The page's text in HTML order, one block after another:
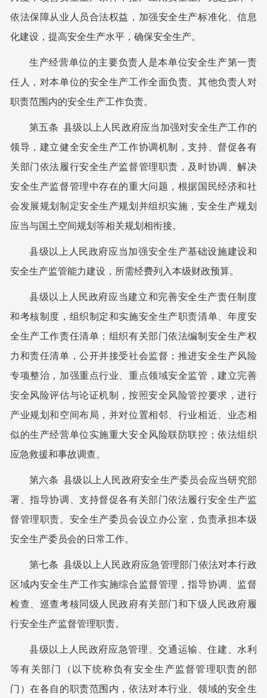
依法保障从业人员合法权益，加强安全生产标准化、信息
化建设，提高安全生产水平，确保安全生产。
生产经营单位的主要负责人是本单位安全生产第一责
任人，对本单位的安全生产工作全面负责。其他负责人对
职责范围内的安全生产工作负责。
第五条 县级以上人民政府应当加强对安全生产工作的
领导，建立健全安全生产工作协调机制，支持、督促各有
关部门依法履行安全生产监督管理职责，及时协调、解决
安全生产监督管理中存在的重大问题，根据国民经济和社
会发展规划制定安全生产规划并组织实施，安全生产规划
应当与国土空间规划等相关规划相衔接。
县级以上人民政府应当加强安全生产基础设施建设和
安全生产监管能力建设，所需经费列入本级财政预算。
县级以上人民政府应当建立和完善安全生产责任制度
和考核制度，组织制定和实施安全生产职责清单、年度安
全生产工作责任清单；组织有关部门依法编制安全生产权
力和责任清单，公开并接受社会监督；推进安全生产风险
专项整治，加强重点行业、重点领域安全监管，建立完善
安全风险评估与论证机制，按照安全风险管控要求，进行
产业规划和空间布局，并对位置相邻、行业相近、业态相
似的生产经营单位实施重大安全风险联防联控；依法组织
应急救援和事故调查。
第六条 县级以上人民政府安全生产委员会应当研究部
署、指导协调、支持督促各有关部门依法履行安全生产监
督管理职责。安全生产委员会设立办公室，负责承担本级
安全生产委员会的日常工作。
第七条 县级以上人民政府应急管理部门依法对本行政
区域内安全生产工作实施综合监督管理，指导协调、监督
检查、巡查考核同级人民政府有关部门和下级人民政府履
行安全生产监督管理职责。
县级以上人民政府应急管理、交通运输、住建、水利
等有关部门（以下统称负有安全生产监督管理职责的部
门）在各自的职责范围内，依法对本行业、领域的安全生